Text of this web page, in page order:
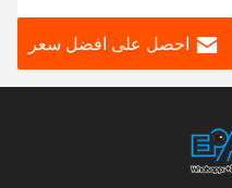
المظهر
احصل على افضل سعر